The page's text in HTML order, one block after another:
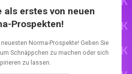
als erstes von neuen
Prospekten!
Norma-Prospekte! Geben Sie
Schnäppchen zu machen oder sich
zu lassen.